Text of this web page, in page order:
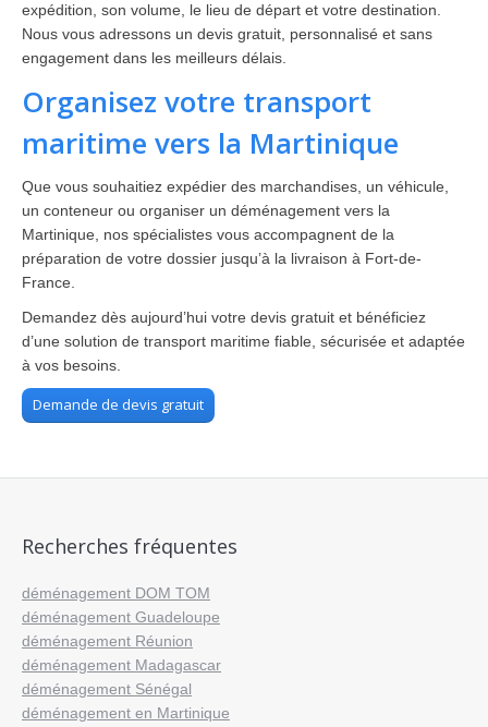
expédition, son volume, le lieu de départ et votre destination.
Nous vous adressons un devis gratuit, personnalisé et sans
engagement dans les meilleurs délais.
Organisez votre transport
maritime vers la Martinique
Que vous souhaitiez expédier des marchandises, un véhicule,
un conteneur ou organiser un déménagement vers la
Martinique, nos spécialistes vous accompagnent de la
préparation de votre dossier jusqu’à la livraison à Fort-de-
France.
Demandez dès aujourd’hui votre devis gratuit et bénéficiez
d’une solution de transport maritime fiable, sécurisée et adaptée
à vos besoins.
Demande de devis gratuit
Recherches fréquentes
déménagement DOM TOM
déménagement Guadeloupe
déménagement Réunion
déménagement Madagascar
déménagement Sénégal
déménagement en Martinique